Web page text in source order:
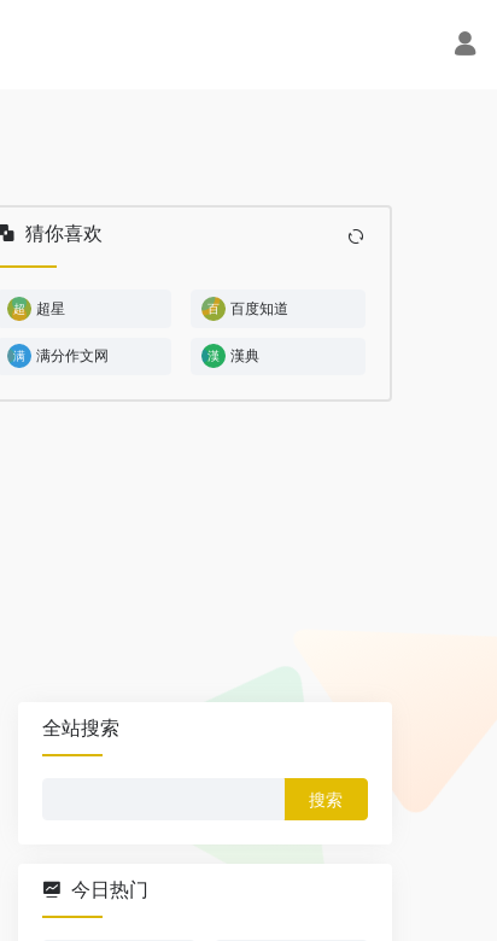
猜你喜欢
超星 百度知道
满分作文网 漢典
全站搜索
今日热门